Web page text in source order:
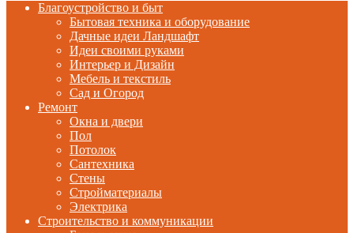
Благоустройство и быт
Бытовая техника и оборудование
Дачные идеи Ландшафт
Идеи своими руками
Интерьер и Дизайн
Мебель и текстиль
Сад и Огород
Ремонт
Окна и двери
Пол
Потолок
Сантехника
Стены
Стройматериалы
Электрика
Строительство и коммуникации